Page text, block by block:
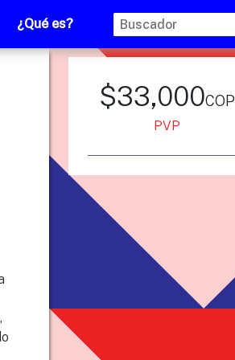
¿Qué es?
$33,000cop
PVP